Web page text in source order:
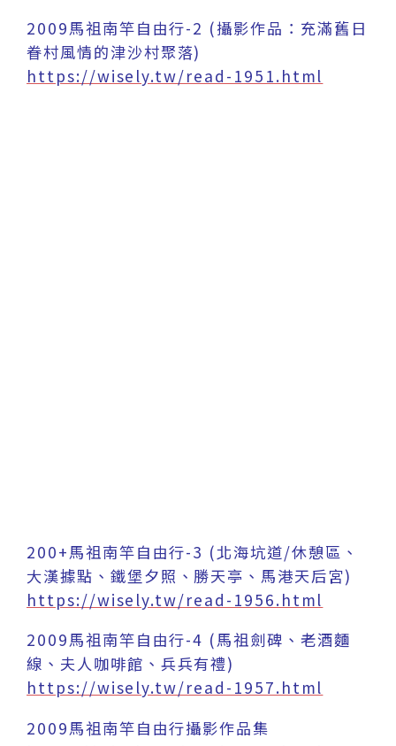
2009馬祖南竿自由行-2 (攝影作品：充滿舊日
眷村風情的津沙村聚落)
https://wisely.tw/read-1951.html
200+馬祖南竿自由行-3 (北海坑道/休憩區、
大漢據點、鐵堡夕照、勝天亭、馬港天后宮)
https://wisely.tw/read-1956.html
2009馬祖南竿自由行-4 (馬祖劍碑、老酒麵
線、夫人咖啡館、兵兵有禮)
https://wisely.tw/read-1957.html
2009馬祖南竿自由行攝影作品集